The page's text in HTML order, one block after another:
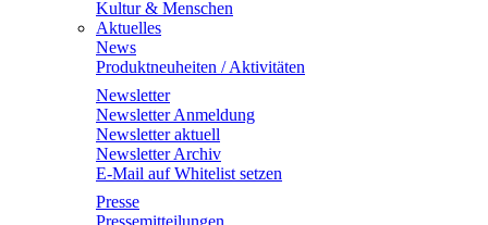
Kultur & Menschen
Aktuelles
News
Produktneuheiten / Aktivitäten
Newsletter
Newsletter Anmeldung
Newsletter aktuell
Newsletter Archiv
E-Mail auf Whitelist setzen
Presse
Pressemitteilungen